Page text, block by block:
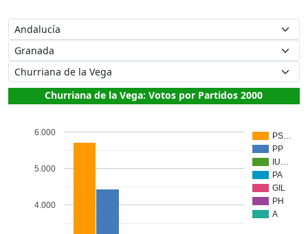
Churriana de la Vega: Votos por Partidos 2000
PS…
PP
IU…
PA
GIL
PH
A
4.000
5.000
6.000